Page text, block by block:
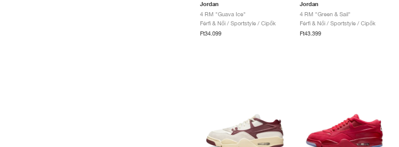
Jordan
4 RM "Guava Ice"
Férfi & Női / Sportstyle / Cipők
Ft34.099
Jordan
4 RM "Green & Sail"
Férfi & Női / Sportstyle / Cipők
Ft43.399